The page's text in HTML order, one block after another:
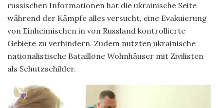
russischen Informationen hat die ukrainische Seite
während der Kämpfe alles versucht, eine Evakuierung
von Einheimischen in von Russland kontrollierte
Gebiete zu verhindern. Zudem nutzten ukrainische
nationalistische Bataillone Wohnhäuser mit Zivilisten
als Schutzschilder.